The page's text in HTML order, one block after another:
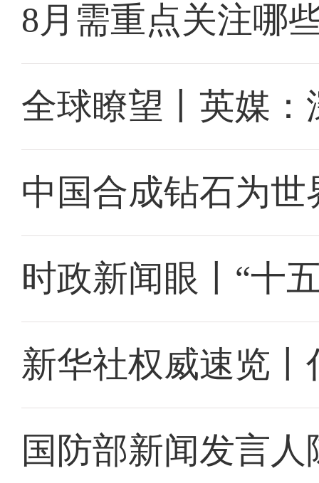
8月需重点关注哪
全球瞭望丨英媒
中国合成钻石为世
时政新闻眼丨“十
新华社权威速览丨
国防部新闻发言